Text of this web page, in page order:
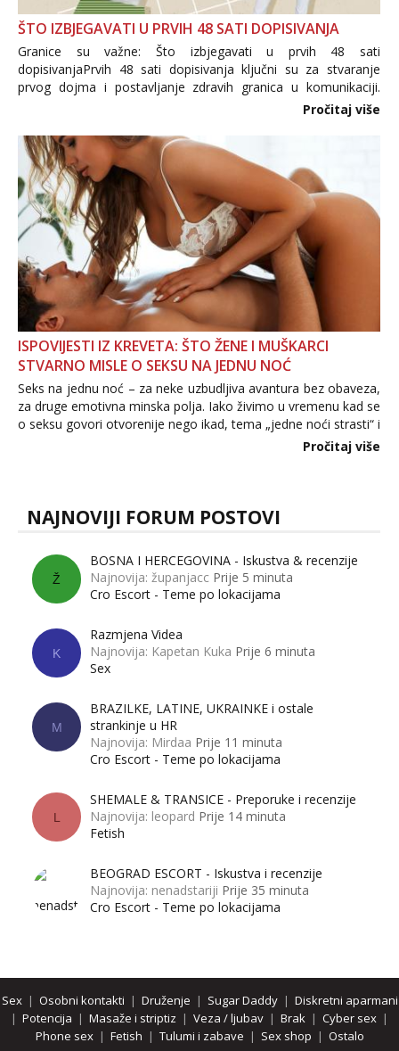
ŠTO IZBJEGAVATI U PRVIH 48 SATI DOPISIVANJA
Granice su važne: Što izbjegavati u prvih 48 sati
dopisivanjaPrvih 48 sati dopisivanja ključni su za stvaranje
prvog dojma i postavljanje zdravih granica u komunikaciji.
Važno je izbjeći prebrzo otkrivanje osobnih ili intimnih
informacija, jer nepoznata osoba još nije zaslužila to
povjerenje. Takođe...
Pročitaj više
ISPOVIJESTI IZ KREVETA: ŠTO ŽENE I MUŠKARCI
STVARNO MISLE O SEKSU NA JEDNU NOĆ
Seks na jednu noć – za neke uzbudljiva avantura bez obaveza,
za druge emotivna minska polja. Iako živimo u vremenu kad se
o seksu govori otvorenije nego ikad, tema „jedne noći strasti“ i
dalje izaziva burne rasprave. Što zapravo misle žene, a što
Pročitaj više
NAJNOVIJI FORUM POSTOVI
Ž
BOSNA I HERCEGOVINA - Iskustva & recenzije
Najnovija: županjacc Prije 5 minuta
Cro Escort - Teme po lokacijama
K
Razmjena Videa
Najnovija: Kapetan Kuka Prije 6 minuta
Sex
M
BRAZILKE, LATINE, UKRAINKE i ostale
strankinje u HR
Najnovija: Mirdaa Prije 11 minuta
Cro Escort - Teme po lokacijama
L
SHEMALE & TRANSICE - Preporuke i recenzije
Najnovija: leopard Prije 14 minuta
Fetish
BEOGRAD ESCORT - Iskustva i recenzije
Najnovija: nenadstariji Prije 35 minuta
Cro Escort - Teme po lokacijama
Sex| Osobni kontakti | Druženje | Sugar Daddy| Diskretni aparmani
| Potencija | Masaže i striptiz | Veza / ljubav | Brak | Cyber sex |
Phone sex| Fetish | Tulumi i zabave | Sex shop | Ostalo